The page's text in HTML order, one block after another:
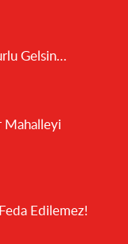
OLSUN… Uğurlu Gelsin…
Mahalleyi
Edilemez!